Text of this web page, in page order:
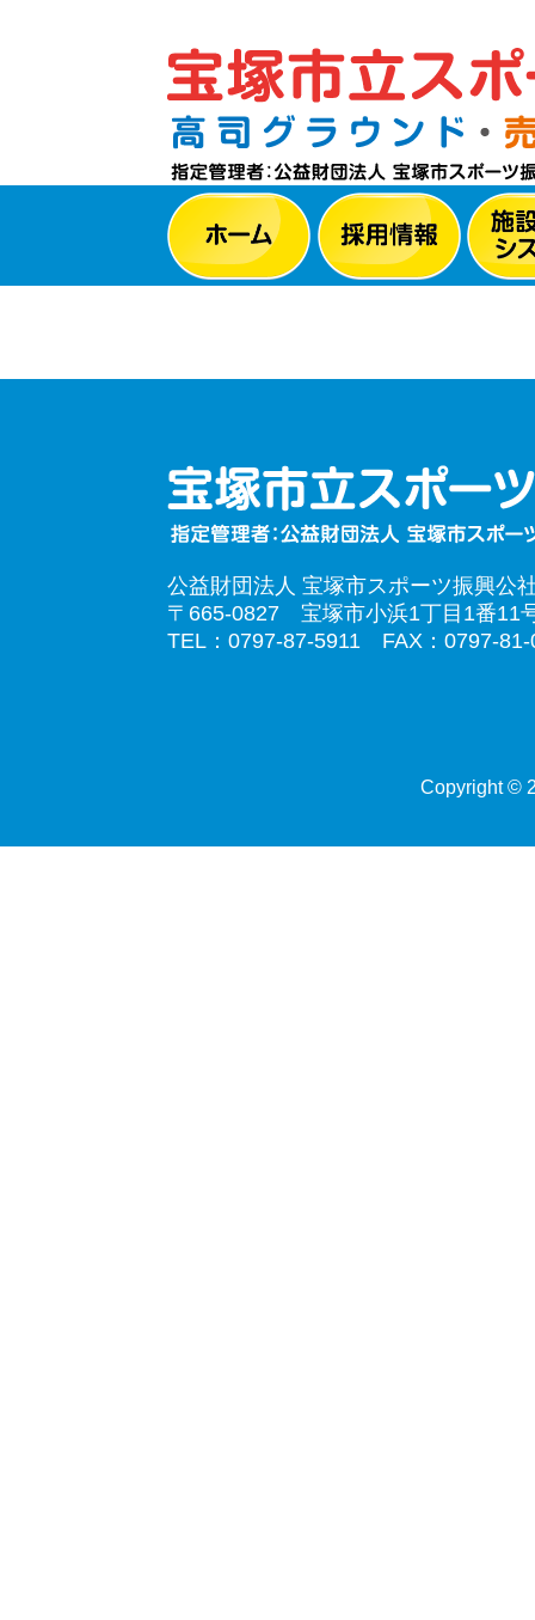
公益財団法人 宝塚市スポーツ振興公
〒665-0827 宝塚市小浜1丁目1番11
TEL：0797-87-5911 FAX：0797-81-
Copyright ©